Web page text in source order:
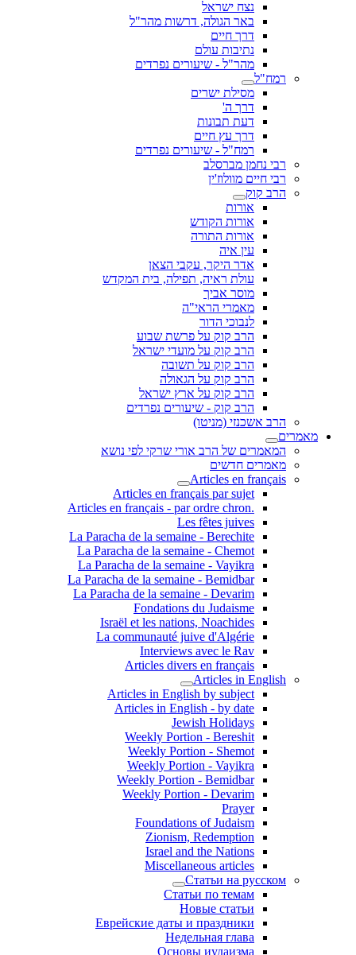
נצח ישראל
באר הגולה, דרשות מהר"ל
דרך חיים
נתיבות עולם
מהר"ל - שיעורים נפרדים
רמח"ל
מסילת ישרים
דרך ה'
דעת תבונות
דרך עץ חיים
רמח"ל - שיעורים נפרדים
רבי נחמן מברסלב
רבי חיים מוולוז'ין
הרב קוק
אורות
אורות הקודש
אורות התורה
עין איה
אדר היקר, עקבי הצאן
עולת ראיה, תפילה, בית המקדש
מוסר אביך
מאמרי הראי"ה
לנבוכי הדור
הרב קוק על פרשת שבוע
הרב קוק על מועדי ישראל
הרב קוק על תשובה
הרב קוק על הגאולה
הרב קוק על ארץ ישראל
הרב קוק - שיעורים נפרדים
הרב אשכנזי (מניטו)
מאמרים
המאמרים של הרב אורי שרקי לפי נושא
מאמרים חדשים
Articles en français
Articles en français par sujet
.Articles en français - par ordre chron
Les fêtes juives
La Paracha de la semaine - Berechite
La Paracha de la semaine - Chemot
La Paracha de la semaine - Vayikra
La Paracha de la semaine - Bemidbar
La Paracha de la semaine - Devarim
Fondations du Judaisme
Israël et les nations, Noachides
La communauté juive d'Algérie
Interviews avec le Rav
Articles divers en français
Articles in English
Articles in English by subject
Articles in English - by date
Jewish Holidays
Weekly Portion - Bereshit
Weekly Portion - Shemot
Weekly Portion - Vayikra
Weekly Portion - Bemidbar
Weekly Portion - Devarim
Prayer
Foundations of Judaism
Zionism, Redemption
Israel and the Nations
Miscellaneous articles
Статьи на русском
Статьи по темам
Новые статьи
Еврейские даты и праздники
Недельная глава
Основы иудаизма